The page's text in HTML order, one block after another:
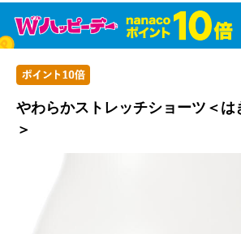
やわらかストレッチショーツ＜は
＞